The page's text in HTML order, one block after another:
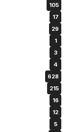
105
17
29
1
3
4
628
215
16
12
5